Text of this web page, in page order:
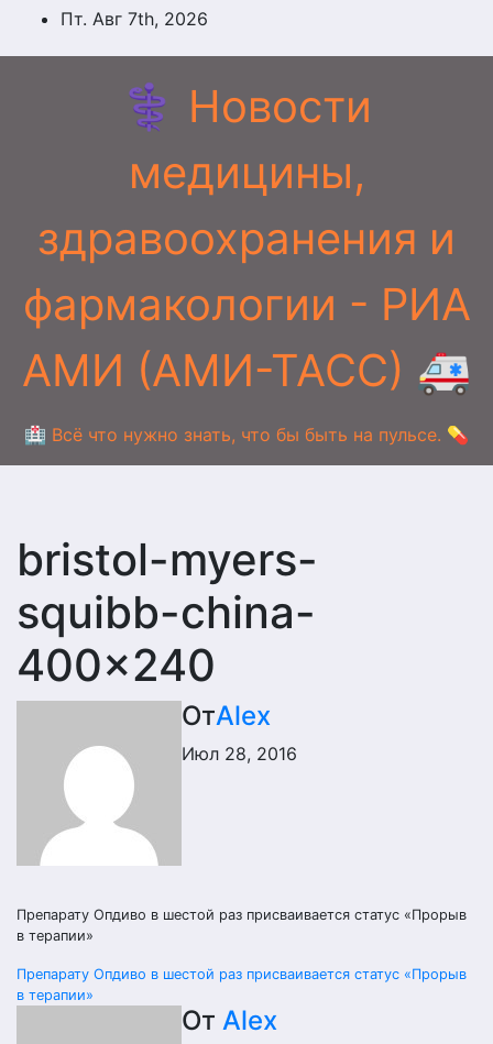
ПерейтиПт. Авг 7th, 2026
⚕️ Новости
медицины,
здравоохранения и
фармакологии - РИА
АМИ (АМИ-ТАСС) 🚑
🏥 Всё что нужно знать, что бы быть на пульсе. 💊
bristol-myers-
squibb-china-
400×240
ОтAlex
Июл 28, 2016
Препарату Опдиво в шестой раз присваивается статус «Прорыв
в терапии»
Навигация
Препарату Опдиво в шестой раз присваивается статус «Прорыв
в терапии»
От Alex